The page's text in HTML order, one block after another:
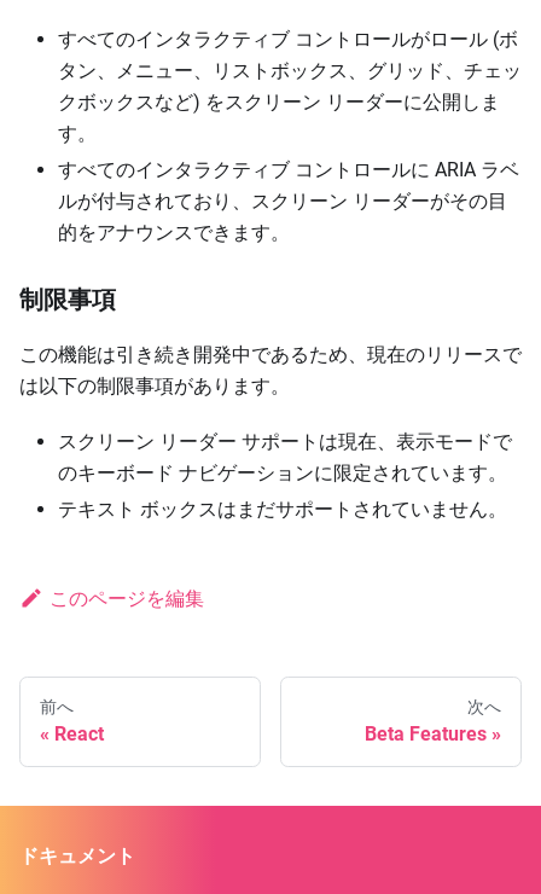
すべてのインタラクティブ コントロールがロール (ボ
タン、メニュー、リストボックス、グリッド、チェッ
クボックスなど) をスクリーン リーダーに公開しま
す。
すべてのインタラクティブ コントロールに ARIA ラベ
ルが付与されており、スクリーン リーダーがその目
的をアナウンスできます。
制限事項
この機能は引き続き開発中であるため、現在のリリースで
は以下の制限事項があります。
スクリーン リーダー サポートは現在、表示モードで
のキーボード ナビゲーションに限定されています。
テキスト ボックスはまだサポートされていません。
このページを編集
前へ
React
次へ
Beta Features
ドキュメント